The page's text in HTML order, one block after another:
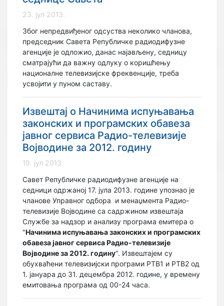
23. јул 2013.
Због непредвиђеног одсуства неколико чланова,
председник Савета Републичке радиодифузне
агенције је одложио, данас најављену, седницу
сматрајући да важну одлуку о коришћењу
националне телевизијске фреквенције, треба
усвојити у пуном саставу.
Извештај о Начинима испуњавања
законских и програмских обавеза
јавног сервиса Радио-телевизије
Војводине за 2012. годину
19. јул 2013.
Савет Републичке радиодифузне агенције на
седници одржаној 17. јула 2013. године упознао је
чланове Управног одбора и менаџмента Радио-
телевизије Војводине са садржином извештаја
Службе за надзор и анализу програма емитера о
"Начинима испуњавања законских и програмских
обавеза јавног сервиса Радио-телевизије
Војводине за 2012. годину". Извештајем су
обухваћени телевизијски програми РТВ1 и РТВ2 од
1. јануара до 31. децембра 2012. године, у времену
емитовања програма од 00-24 часа.